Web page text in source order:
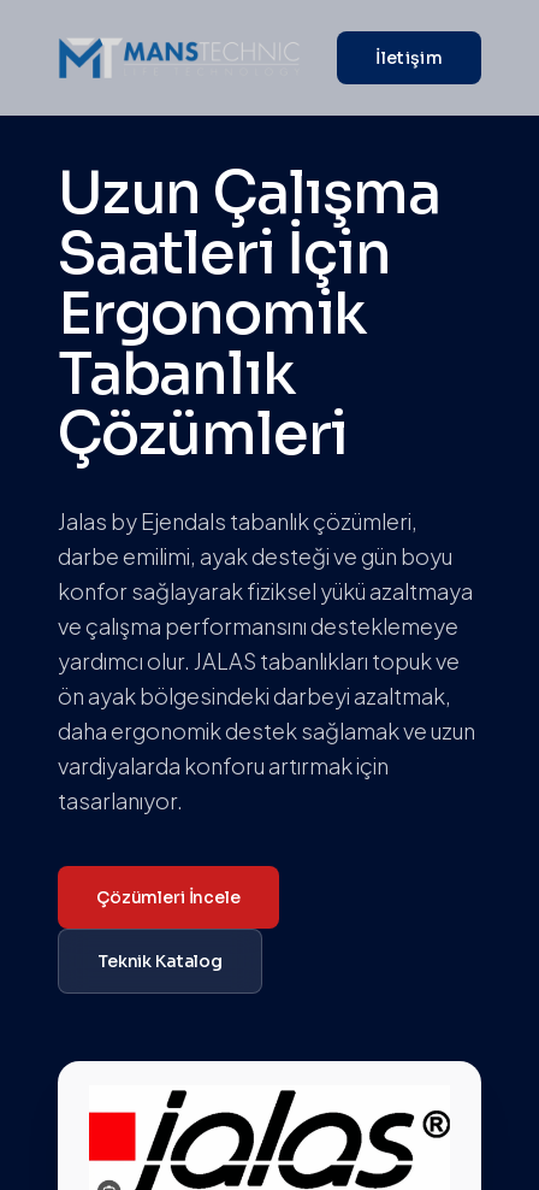
İletişim
Uzun Çalışma
Saatleri İçin
Ergonomik
Tabanlık
Çözümleri
Jalas by Ejendals tabanlık çözümleri,
darbe emilimi, ayak desteği ve gün boyu
konfor sağlayarak fiziksel yükü azaltmaya
ve çalışma performansını desteklemeye
yardımcı olur. JALAS tabanlıkları topuk ve
ön ayak bölgesindeki darbeyi azaltmak,
daha ergonomik destek sağlamak ve uzun
vardiyalarda konforu artırmak için
tasarlanıyor.
Çözümleri İncele
Teknik Katalog